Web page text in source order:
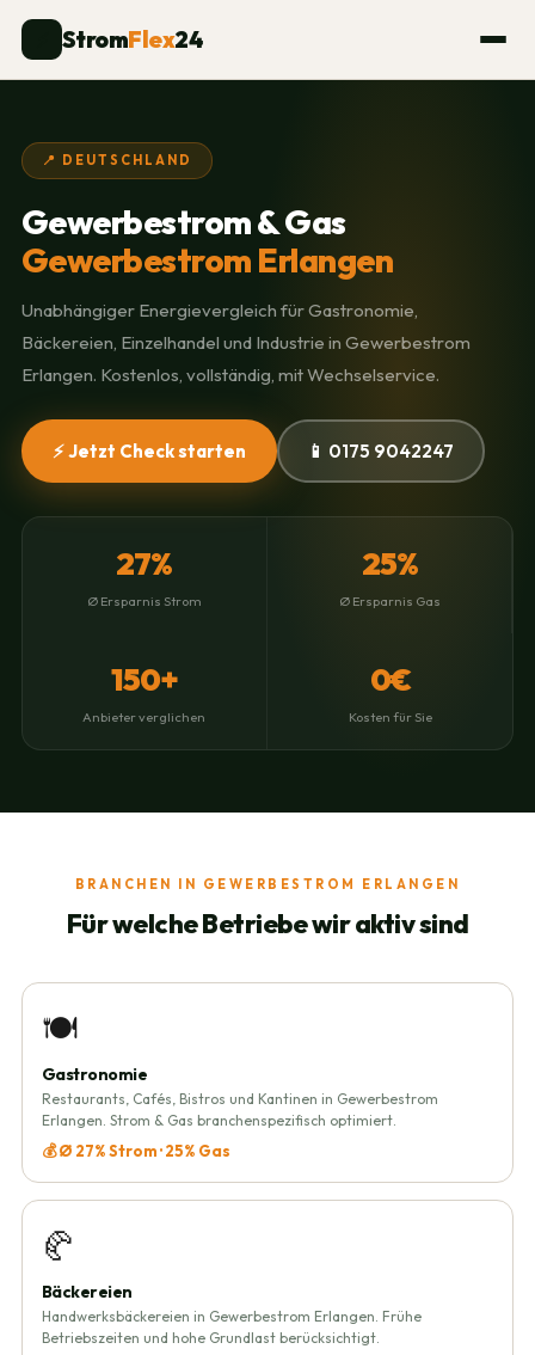
StromFlex24
📍 DEUTSCHLAND
Gewerbestrom & Gas
Gewerbestrom Erlangen
Unabhängiger Energievergleich für Gastronomie,
Bäckereien, Einzelhandel und Industrie in Gewerbestrom
Erlangen. Kostenlos, vollständig, mit Wechselservice.
⚡ Jetzt Check starten 📱 0175 9042247
27%
Ø Ersparnis Strom
25%
Ø Ersparnis Gas
150+
Anbieter verglichen
0€
Kosten für Sie
BRANCHEN IN GEWERBESTROM ERLANGEN
Für welche Betriebe wir aktiv sind
🍽️
Gastronomie
Restaurants, Cafés, Bistros und Kantinen in Gewerbestrom
Erlangen. Strom & Gas branchenspezifisch optimiert.
💰 Ø 27% Strom · 25% Gas
🥐
Bäckereien
Handwerksbäckereien in Gewerbestrom Erlangen. Frühe
Betriebszeiten und hohe Grundlast berücksichtigt.